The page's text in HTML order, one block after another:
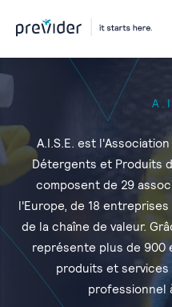
A.I.S.E. est
Détergents et Produits
composent de 29
l'Europe, de 18
de la chaîne de valeur.
représente plus de 900
produits et
professionnel